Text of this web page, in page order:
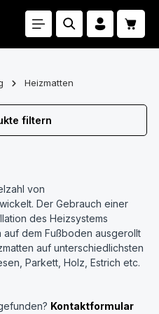
Heizmatten
filtern
von
Der Gebrauch einer
des Heizsystems
dem Fußboden ausgerollt
auf unterschiedlichsten
Parkett, Holz, Estrich etc.
Kontaktformular